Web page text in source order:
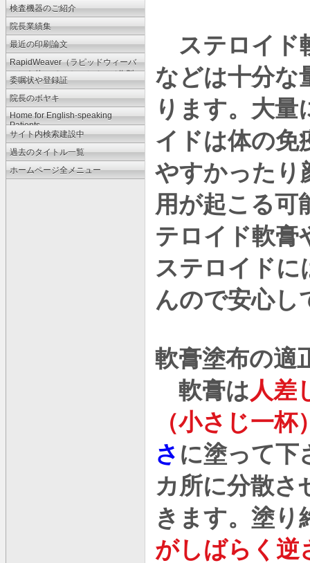
検査機器のご紹介
院長業績集
最近の印刷論文
RapidWeaver（ラピッドウィーバ
ー）を使ってのホームページ作製
法
委嘱状や登録証
院長のボヤキ
Home for English-speaking
Patients
サイト内検索建設中
過去のタイトル一覧
ホームページ全メニュー
ステロイド
などは十分な
ります。大量
イドは体の免
やすかったり
用が起こる可
テロイド軟膏
ステロイドに
んので安心し
軟膏塗布の適
軟膏は人差
（小さじ一杯
さ に塗って下
カ所に分散さ
きます。塗り
がしばらく逆